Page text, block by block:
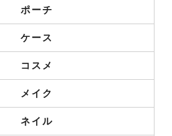
ポーチ
ケース
コスメ
メイク
ネイル